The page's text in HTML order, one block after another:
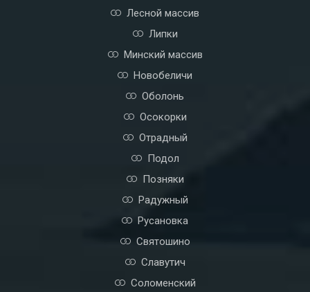
Лесной массив
Липки
Минский массив
Новобеличи
Оболонь
Осокорки
Отрадный
Подол
Позняки
Радужный
Русановка
Святошино
Славутич
Соломенский